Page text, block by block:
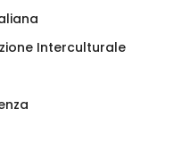
Interculturale